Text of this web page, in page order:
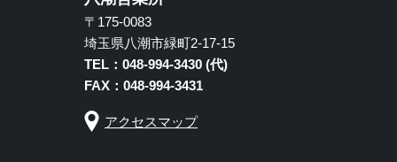
〒175-0083
埼玉県八潮市緑町2-17-15
TEL：048-994-3430 (代)
FAX：048-994-3431
アクセスマップ